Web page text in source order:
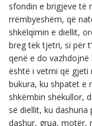
sfondin e brigjeve të
rrëmbyeshëm, që
shkëlqimin e diellit,
breg tek tjetri, si për
qenë e do
është i vetmi që gjeti
bukura, ku shpatet e
shkëmbin shekullor,
së diellit, ku
dashur, grua, motër,